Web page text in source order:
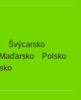
Švýcarsko
Maďarsko
Polsko